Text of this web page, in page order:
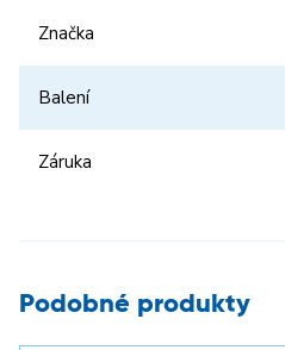
Značka
Balení
Záruka
Podobné produkty